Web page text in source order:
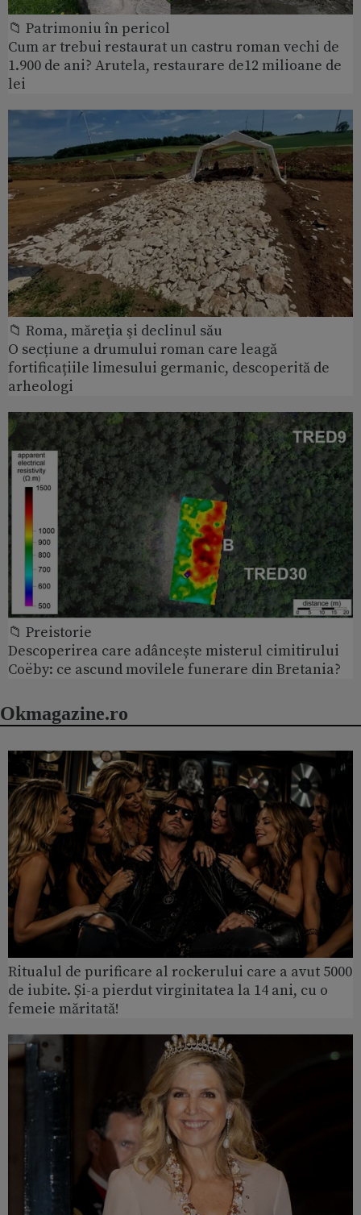
📁 Patrimoniu în pericol
Cum ar trebui restaurat un castru roman vechi de
1.900 de ani? Arutela, restaurare de12 milioane de
lei
📁 Roma, măreţia şi declinul său
O secțiune a drumului roman care leagă
fortificațiile limesului germanic, descoperită de
arheologi
📁 Preistorie
Descoperirea care adâncește misterul cimitirului
Coëby: ce ascund movilele funerare din Bretania?
Okmagazine.ro
Ritualul de purificare al rockerului care a avut 5000
de iubite. Și-a pierdut virginitatea la 14 ani, cu o
femeie măritată!